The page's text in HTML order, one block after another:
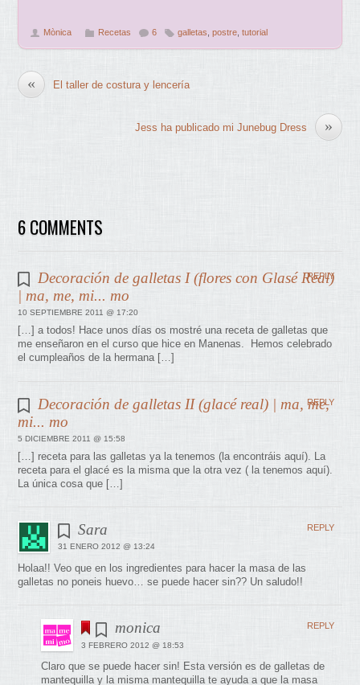
Mònica Recetas 6 galletas ,postre ,tutorial
« El taller de costura y lencería
»
Jess ha publicado mi Junebug Dress
6 COMMENTS
Decoración de galletas I (flores con Glasé Real)
| ma, me, mi... mo
10 SEPTIEMBRE 2011 @ 17:20
[…] a todos! Hace unos días os mostré una receta de galletas que
me enseñaron en el curso que hice en Manenas. Hemos celebrado
el cumpleaños de la hermana […]
REPLY
Decoración de galletas II (glacé real) | ma, me,
mi... mo
5 DICIEMBRE 2011 @ 15:58
[…] receta para las galletas ya la tenemos (la encontráis aquí). La
receta para el glacé es la misma que la otra vez ( la tenemos aquí).
La única cosa que […]
REPLY
Sara
31 ENERO 2012 @ 13:24
Holaa!! Veo que en los ingredientes para hacer la masa de las
galletas no poneis huevo… se puede hacer sin?? Un saludo!!
REPLY
monica
3 FEBRERO 2012 @ 18:53
Claro que se puede hacer sin! Esta versión es de galletas de
mantequilla y la misma mantequilla te ayuda a que la masa
REPLY